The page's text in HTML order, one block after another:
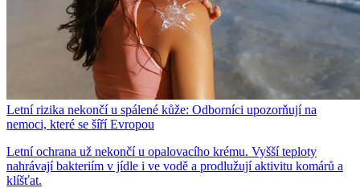
Letní rizika nekončí u spálené kůže: Odborníci upozorňují na
nemoci, které se šíří Evropou
Letní ochrana už nekončí u opalovacího krému. Vyšší teploty
nahrávají bakteriím v jídle i ve vodě a prodlužují aktivitu komárů a
klíšťat.